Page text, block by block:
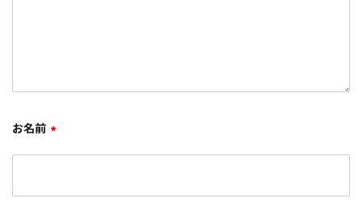
お名前 *